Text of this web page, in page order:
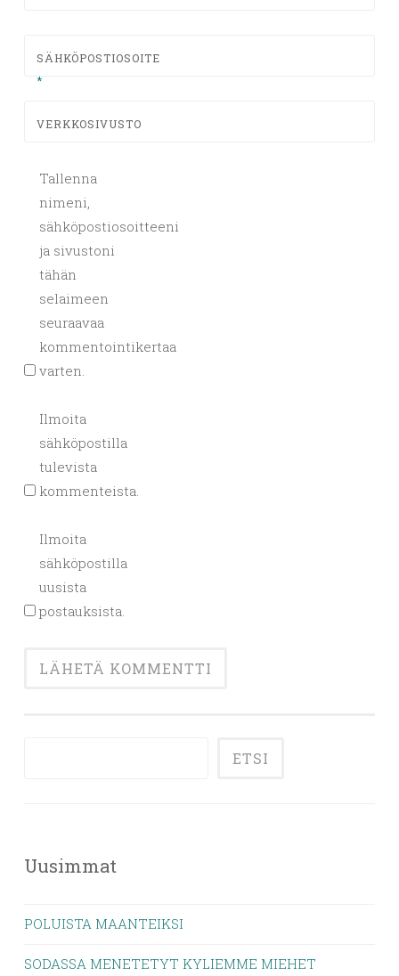
SÄHKÖPOSTIOSOITE
*
VERKKOSIVUSTO
Tallenna
nimeni,
sähköpostiosoitteeni
ja sivustoni
tähän
selaimeen
seuraavaa
kommentointikertaa
varten.
Ilmoita
sähköpostilla
tulevista
kommenteista.
Ilmoita
sähköpostilla
uusista
postauksista.
ETSI
Uusimmat
POLUISTA MAANTEIKSI
SODASSA MENETETYT KYLIEMME MIEHET